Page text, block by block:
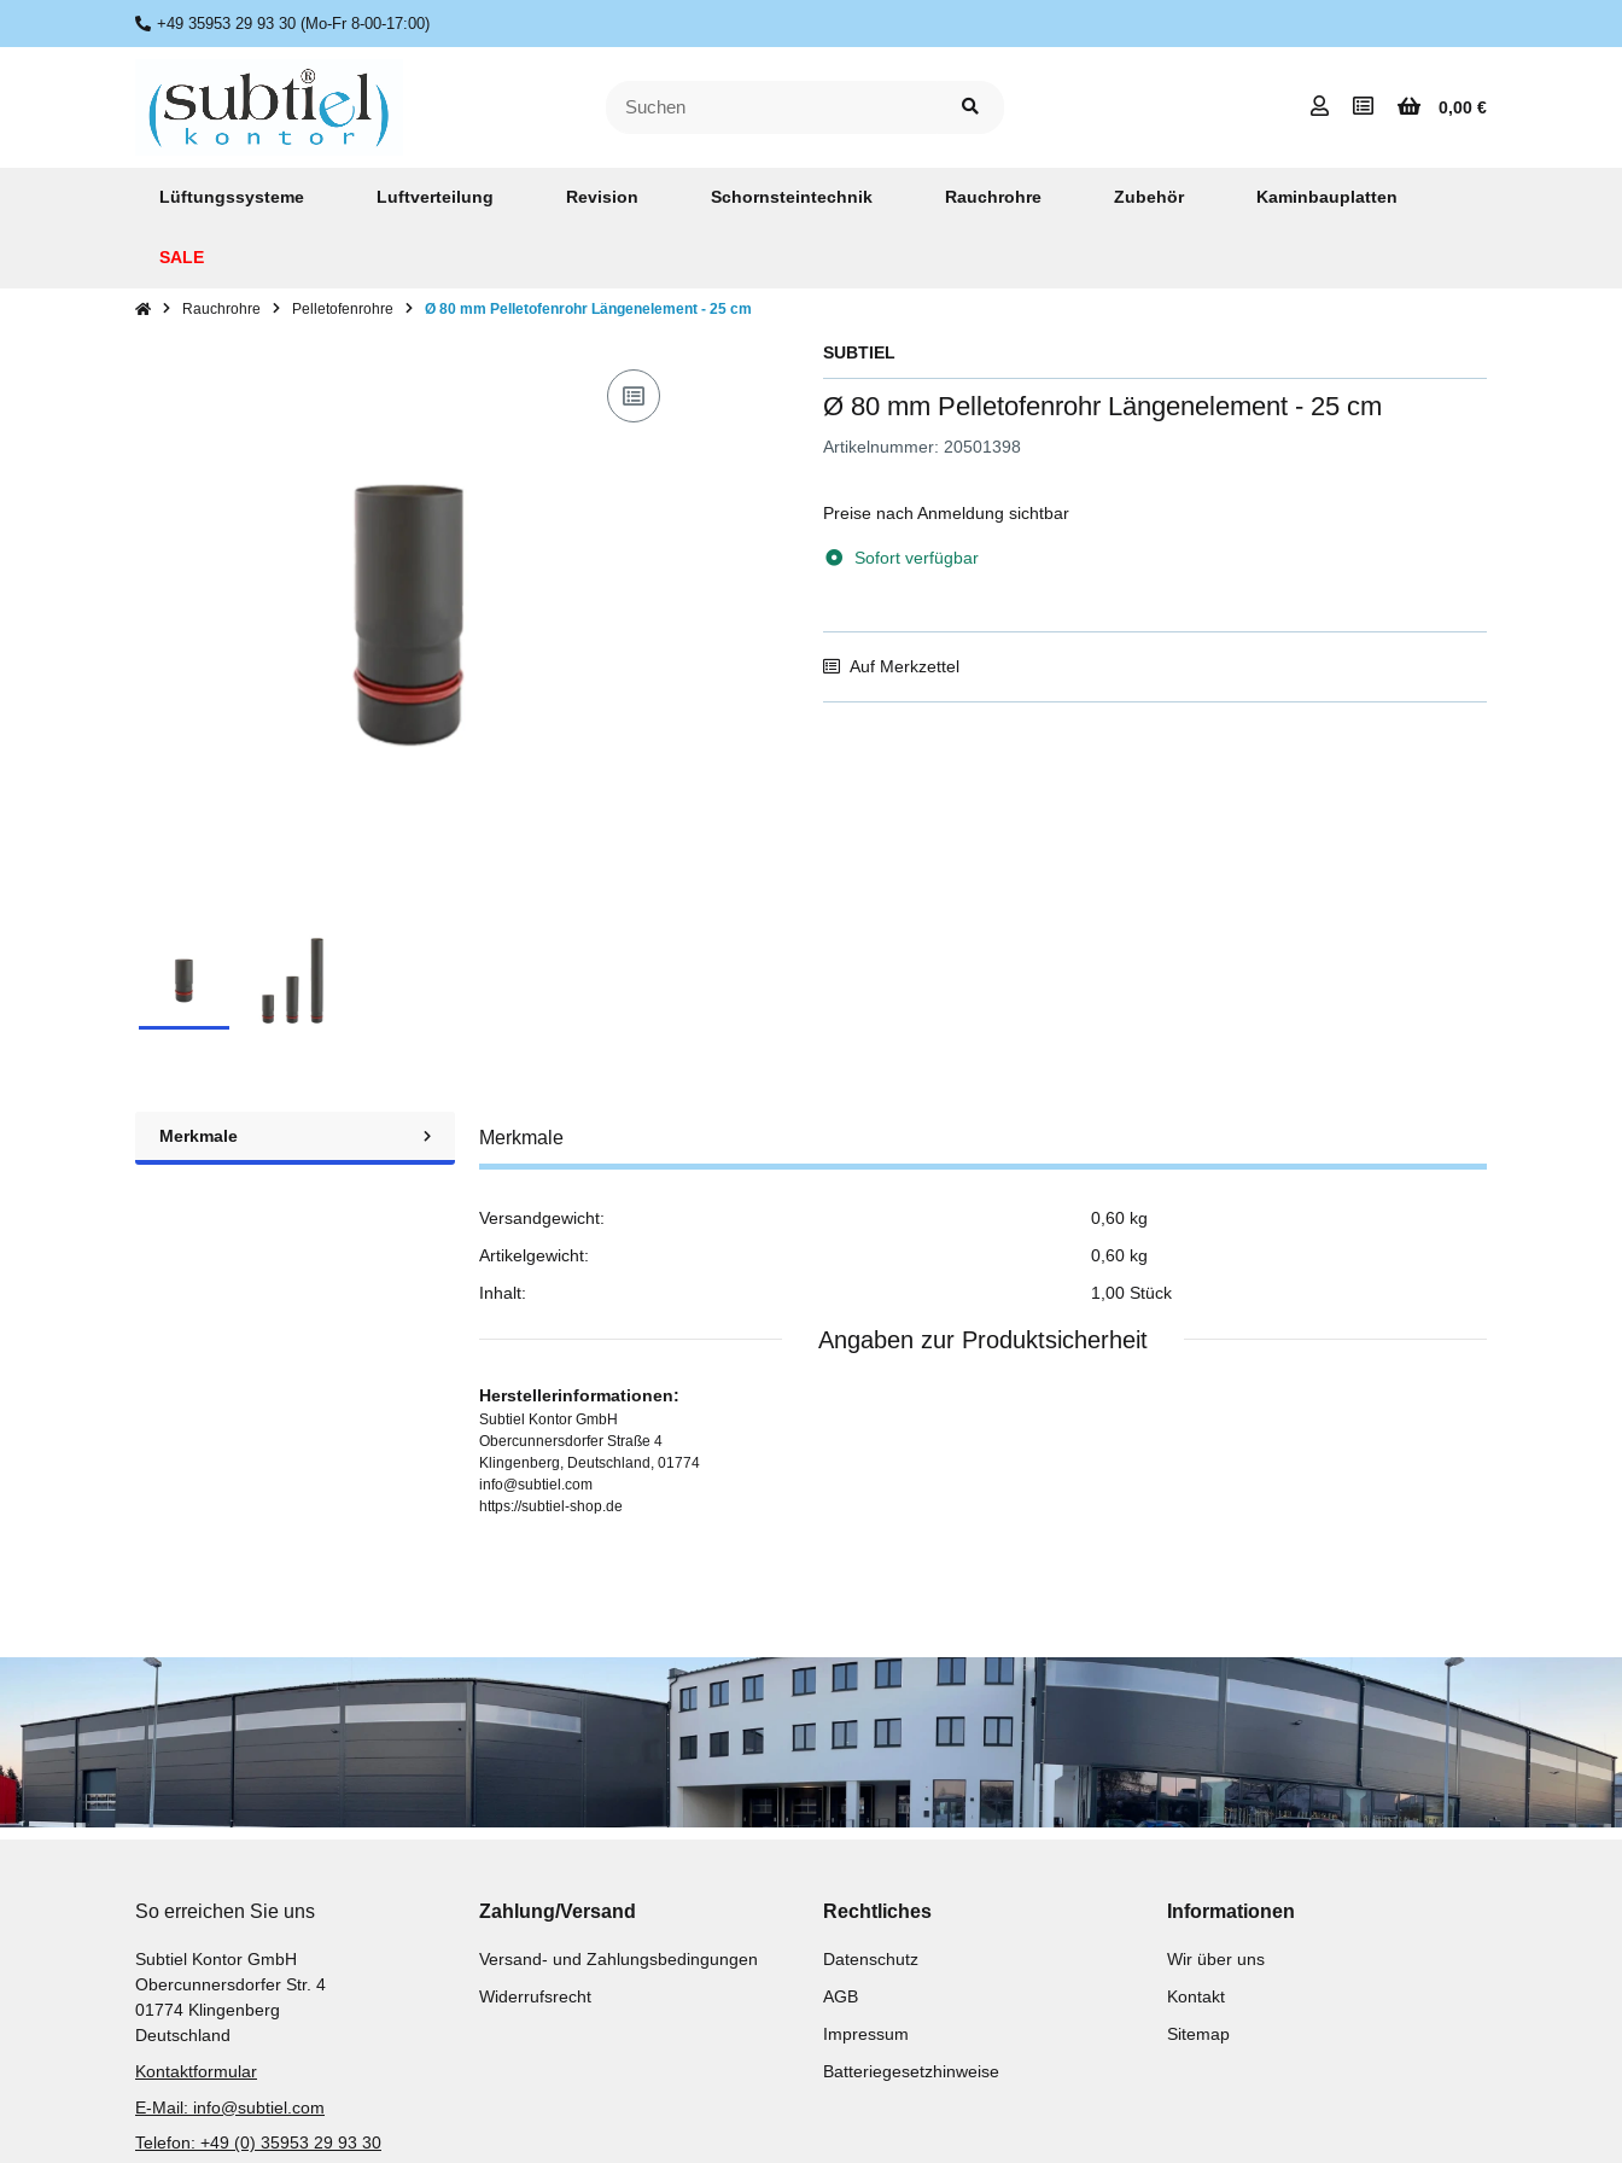
+49 35953 29 93 30 (Mo-Fr 8-00-17:00)
0,00 €
Lüftungssysteme Luftverteilung Revision Schornsteintechnik Rauchrohre Zubehör Kaminbauplatten
SALE
Rauchrohre Pelletofenrohre Ø 80 mm Pelletofenrohr Längenelement - 25 cm
SUBTIEL
Ø 80 mm Pelletofenrohr Längenelement - 25 cm
Artikelnummer: 20501398
Preise nach Anmeldung sichtbar
Sofort verfügbar
Auf Merkzettel
Merkmale Merkmale
Produkteigenschaft
Wert
Versandgewicht:
0,60 kg
Artikelgewicht:
0,60 kg
Inhalt:
1,00 Stück
Angaben zur Produktsicherheit
Herstellerinformationen:
Subtiel Kontor GmbH
Obercunnersdorfer Straße 4
Klingenberg, Deutschland, 01774
info@subtiel.com
https://subtiel-shop.de
So erreichen Sie uns
Subtiel Kontor GmbH
Obercunnersdorfer Str. 4
01774 Klingenberg
Deutschland
Kontaktformular
E-Mail: info@subtiel.com
Telefon: +49 (0) 35953 29 93 30
Zahlung/Versand
Versand- und Zahlungsbedingungen
Widerrufsrecht
Rechtliches
Datenschutz
AGB
Impressum
Batteriegesetzhinweise
Informationen
Wir über uns
Kontakt
Sitemap